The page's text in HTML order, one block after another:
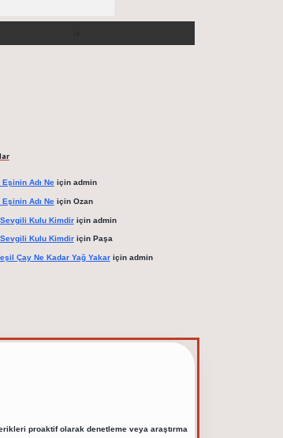
Eşinin Adı Neiçin admin
Eşinin Adı Neiçin Ozan
Sevgili Kulu Kimdiriçin admin
Sevgili Kulu Kimdiriçin Paşa
Çay Ne Kadar Yağ Yakariçin admin
proaktif olarak denetleme veya araştırma